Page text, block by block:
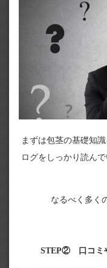
まずは包茎の基礎知
ログをしっかり読ん
なるべく多く
STEP② 口コミ